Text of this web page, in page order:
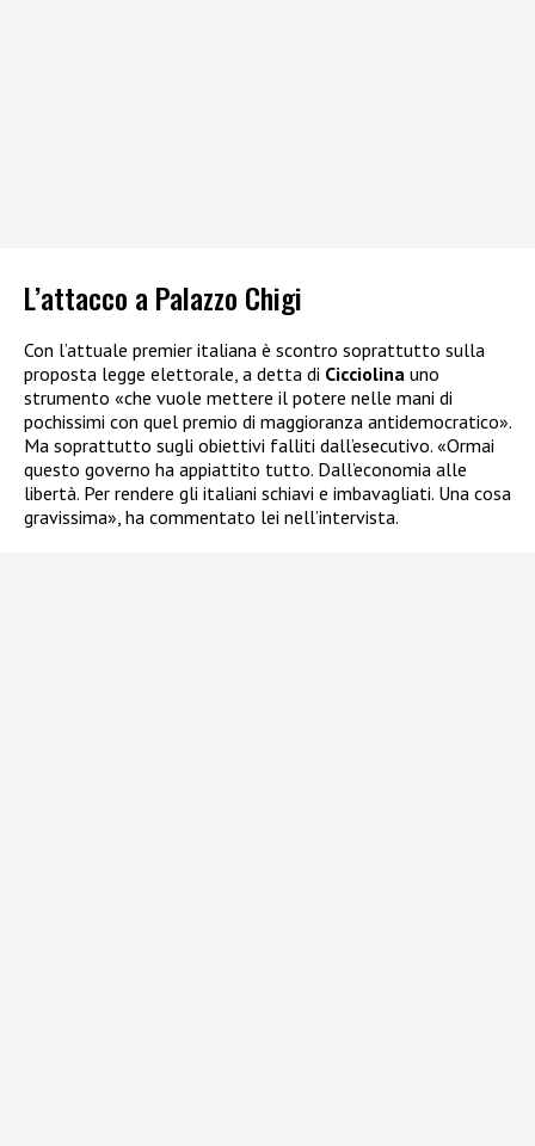
L’attacco a Palazzo Chigi
Con l’attuale premier italiana è scontro soprattutto sulla
proposta legge elettorale, a detta di Cicciolina uno
strumento «che vuole mettere il potere nelle mani di
pochissimi con quel premio di maggioranza antidemocratico».
Ma soprattutto sugli obiettivi falliti dall’esecutivo. «Ormai
questo governo ha appiattito tutto. Dall’economia alle
libertà. Per rendere gli italiani schiavi e imbavagliati. Una cosa
gravissima», ha commentato lei nell’intervista.